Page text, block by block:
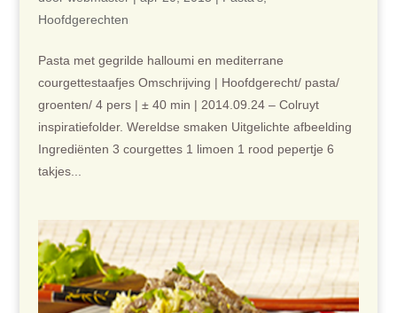
Hoofdgerechten
Pasta met gegrilde halloumi en mediterrane
courgettestaafjes Omschrijving | Hoofdgerecht/ pasta/
groenten/ 4 pers | ± 40 min | 2014.09.24 – Colruyt
inspiratiefolder. Wereldse smaken Uitgelichte afbeelding
Ingrediënten 3 courgettes 1 limoen 1 rood pepertje 6
takjes...